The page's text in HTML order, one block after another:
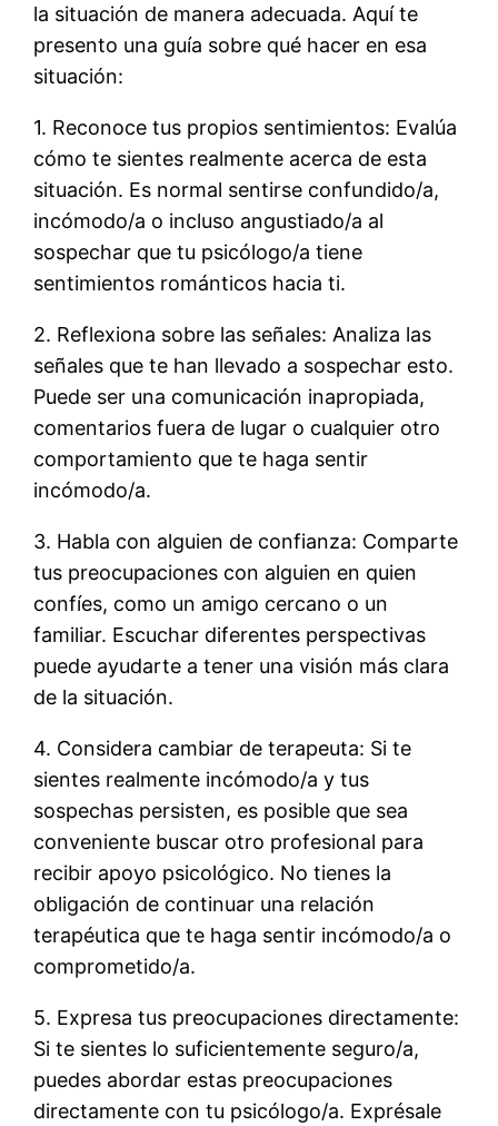
la situación de manera adecuada. Aquí te
presento una guía sobre qué hacer en esa
situación:
1. Reconoce tus propios sentimientos: Evalúa
cómo te sientes realmente acerca de esta
situación. Es normal sentirse confundido/a,
incómodo/a o incluso angustiado/a al
sospechar que tu psicólogo/a tiene
sentimientos románticos hacia ti.
2. Reflexiona sobre las señales: Analiza las
señales que te han llevado a sospechar esto.
Puede ser una comunicación inapropiada,
comentarios fuera de lugar o cualquier otro
comportamiento que te haga sentir
incómodo/a.
3. Habla con alguien de confianza: Comparte
tus preocupaciones con alguien en quien
confíes, como un amigo cercano o un
familiar. Escuchar diferentes perspectivas
puede ayudarte a tener una visión más clara
de la situación.
4. Considera cambiar de terapeuta: Si te
sientes realmente incómodo/a y tus
sospechas persisten, es posible que sea
conveniente buscar otro profesional para
recibir apoyo psicológico. No tienes la
obligación de continuar una relación
terapéutica que te haga sentir incómodo/a o
comprometido/a.
5. Expresa tus preocupaciones directamente:
Si te sientes lo suficientemente seguro/a,
puedes abordar estas preocupaciones
directamente con tu psicólogo/a. Exprésale